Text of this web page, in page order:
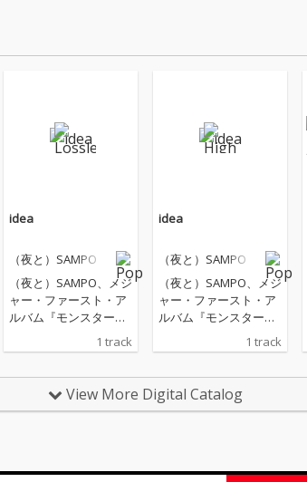
idea
（夜と）SAMPO
（夜と）SAMPO、メジ
ャー・ファースト・ア
ルバム『モンスター』
より、収録曲「idea」
を先行配信スタート
1 track
idea
（夜と）SAMPO
（夜と）SAMPO、メジ
ャー・ファースト・ア
ルバム『モンスター』
より、収録曲「idea」
を先行配信スタート
1 track
View More Digital Catalog